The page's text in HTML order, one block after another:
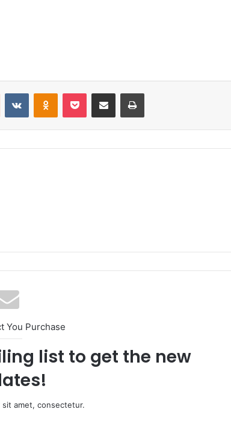
You Purchase
list to get the new
sit amet, consectetur.